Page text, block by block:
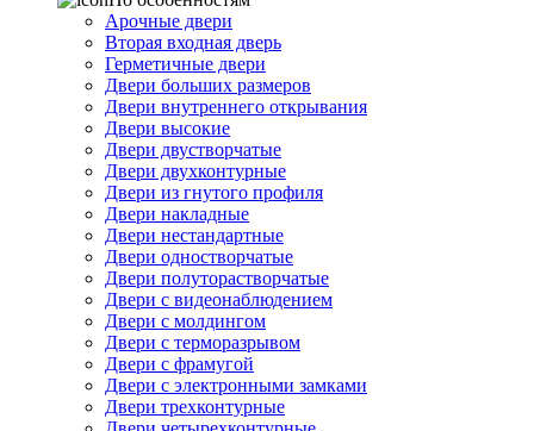
Арочные двери
Вторая входная дверь
Герметичные двери
Двери больших размеров
Двери внутреннего открывания
Двери высокие
Двери двустворчатые
Двери двухконтурные
Двери из гнутого профиля
Двери накладные
Двери нестандартные
Двери одностворчатые
Двери полуторастворчатые
Двери с видеонаблюдением
Двери с молдингом
Двери с терморазрывом
Двери с фрамугой
Двери с электронными замками
Двери трехконтурные